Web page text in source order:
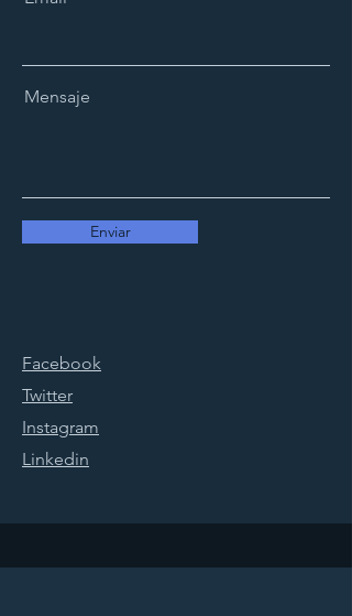
Mensaje
Enviar
Facebook
Twitter
Instagram
Linkedin